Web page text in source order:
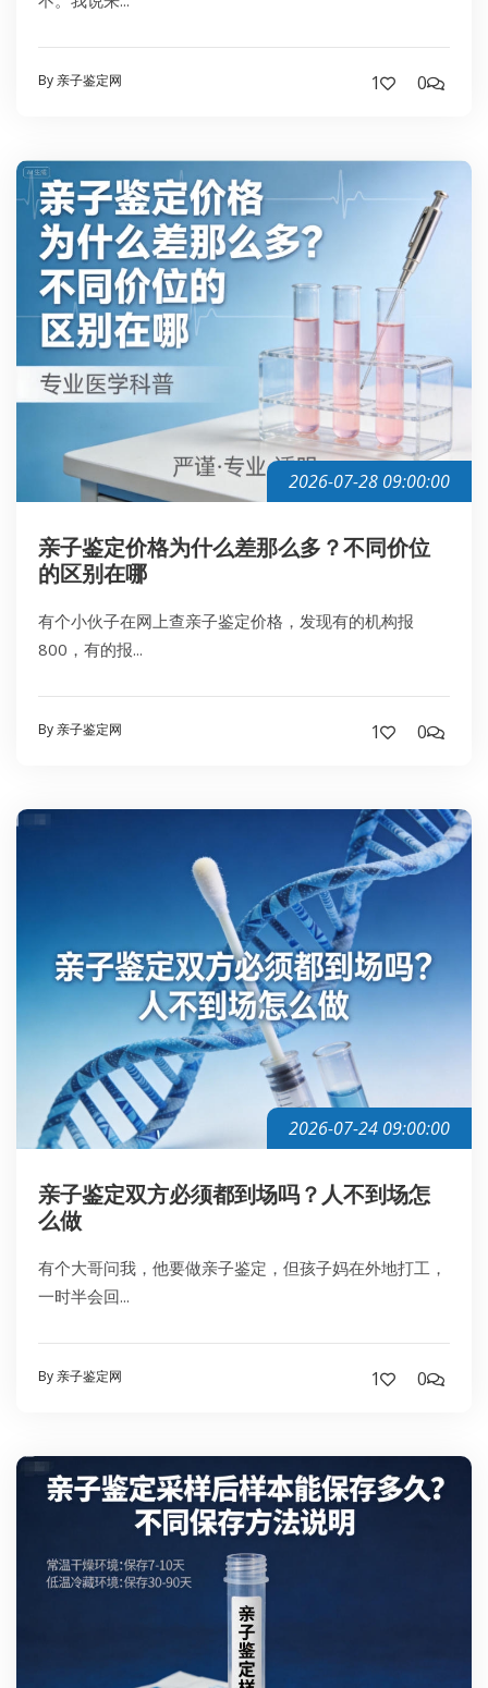
By 亲子鉴定网 1 0
2026-07-28 09:00:00
亲子鉴定价格为什么差那么多？不同价位
的区别在哪
有个小伙子在网上查亲子鉴定价格，发现有的机构报
800，有的报...
By 亲子鉴定网 1 0
2026-07-24 09:00:00
亲子鉴定双方必须都到场吗？人不到场怎
么做
有个大哥问我，他要做亲子鉴定，但孩子妈在外地打工，
一时半会回...
By 亲子鉴定网 1 0